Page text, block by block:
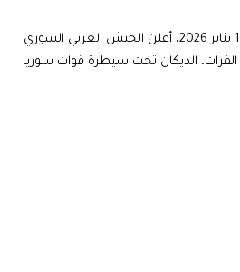
وفي تطورٍ مهم اليوم الأحد 18 يناير 2026، أعلن الجيش العربي السوري
الذيكان تحت سيطرة قوات سوريا